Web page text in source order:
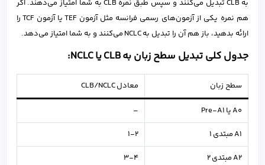
به CLB تبدیل می‌کنند و سپس طبق نمره CLB به شما امتیاز می‌دهند. اگر
هم نمره یکی از آزمون‌های رسمی فرانسه مثل آزمون TEF یا آزمون TCF را
ارائه بدهید، باز هم آن را تبدیل به NCLC می‌کنند و به شما امتیاز می‌دهد.
جدول کلی تبدیل سطح زبان به CLB یا NCLC:
سطح زبان معادل CLB/NCLC
A0 یا Pre-A1
–
A1 مبتدی ۱
۱-۲
A2 مبتدی ۲
۳-۴